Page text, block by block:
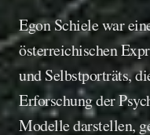
Egon Schiele war
österreichischen
und Selbstporträts,
Erforschung der
Modelle darstellen,